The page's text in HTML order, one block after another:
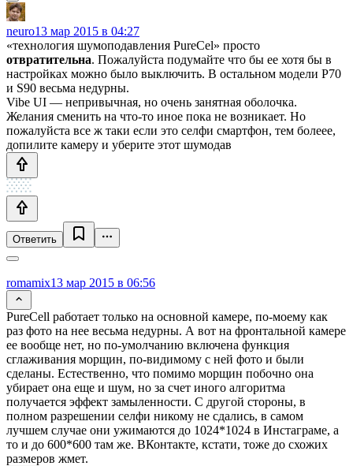
neuro13 мар 2015 в 04:27
«технология шумоподавления PureСel» просто
отвратительна. Пожалуйста подумайте что бы ее хотя бы в
настройках можно было выключить. В остальном модели P70
и S90 весьма недурны.
Vibe UI — непривычная, но очень занятная оболочка.
Желания сменить на что-то иное пока не возникает. Но
пожалуйста все ж таки если это селфи смартфон, тем болеее,
допилите камеру и уберите этот шумодав
Ответить
romamix13 мар 2015 в 06:56
PureCell работает только на основной камере, по-моему как
раз фото на нее весьма недурны. А вот на фронтальной камере
ее вообще нет, но по-умолчанию включена функция
сглаживания морщин, по-видимому с ней фото и были
сделаны. Естественно, что помимо морщин побочно она
убирает она еще и шум, но за счет иного алгоритма
получается эффект замыленности. С другой стороны, в
полном разрешении селфи никому не сдались, в самом
лучшем случае они ужимаются до 1024*1024 в Инстаграме, а
то и до 600*600 там же. ВКонтакте, кстати, тоже до схожих
размеров жмет.